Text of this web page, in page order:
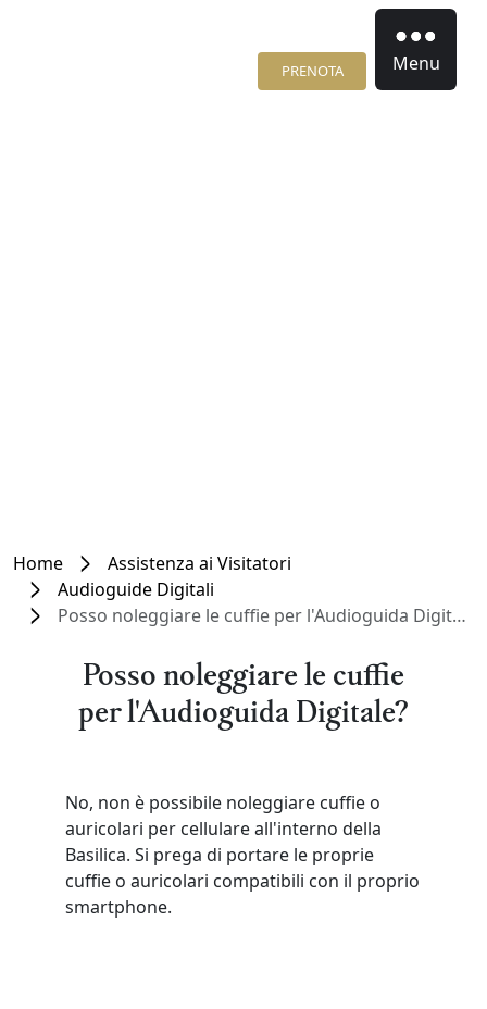
PRENOTA Menu
Home
Assistenza ai Visitatori
Audioguide Digitali
Posso noleggiare le cuffie per l'Audioguida Digitale?
Posso noleggiare le cuffie
per l'Audioguida Digitale?
No, non è possibile noleggiare cuffie o
auricolari per cellulare all'interno della
Basilica. Si prega di portare le proprie
cuffie o auricolari compatibili con il proprio
smartphone.